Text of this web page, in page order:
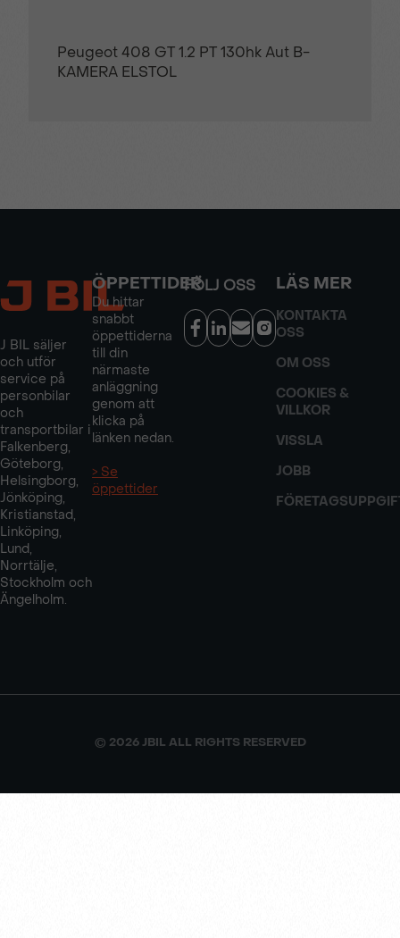
Peugeot 408 GT 1.2 PT 130hk Aut B-
KAMERA ELSTOL
J BIL säljer
och utför
service på
personbilar
och
transportbilar i
Falkenberg,
Göteborg,
Helsingborg,
Jönköping,
Kristianstad,
Linköping,
Lund,
Norrtälje,
Stockholm och
Ängelholm.
ÖPPETTIDER
Du hittar
snabbt
öppettiderna
till din
närmaste
anläggning
genom att
klicka på
länken nedan.
> Se
öppettider
FÖLJ OSS LÄS MER
KONTAKTA
OSS
OM OSS
COOKIES &
VILLKOR
VISSLA
JOBB
© 2026 JBIL ALL RIGHTS RESERVED